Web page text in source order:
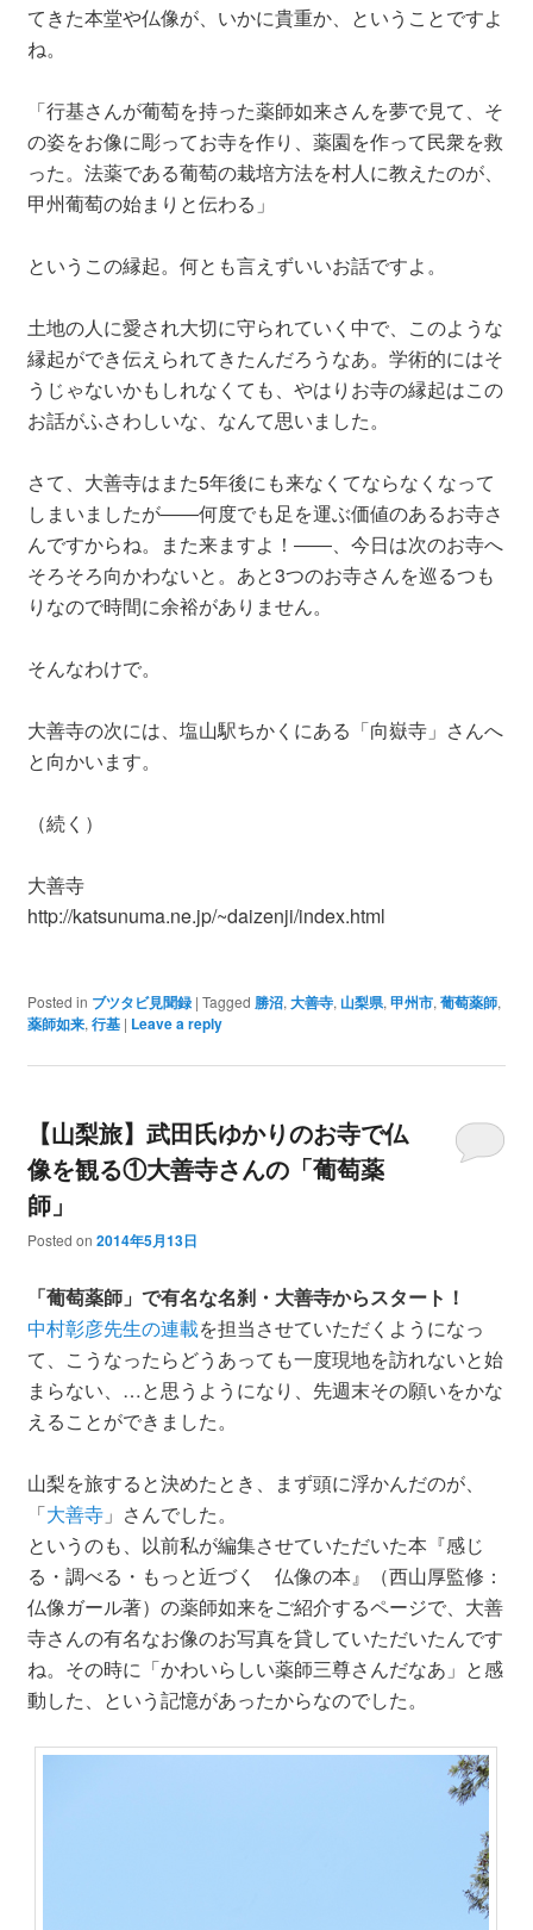
てきた本堂や仏像が、いかに貴重か、ということですよ
ね。
「行基さんが葡萄を持った薬師如来さんを夢で見て、そ
の姿をお像に彫ってお寺を作り、薬園を作って民衆を救
った。法薬である葡萄の栽培方法を村人に教えたのが、
甲州葡萄の始まりと伝わる」
というこの縁起。何とも言えずいいお話ですよ。
土地の人に愛され大切に守られていく中で、このような
縁起ができ伝えられてきたんだろうなあ。学術的にはそ
うじゃないかもしれなくても、やはりお寺の縁起はこの
お話がふさわしいな、なんて思いました。
さて、大善寺はまた5年後にも来なくてならなくなって
しまいましたが――何度でも足を運ぶ価値のあるお寺さ
んですからね。また来ますよ！――、今日は次のお寺へ
そろそろ向かわないと。あと3つのお寺さんを巡るつも
りなので時間に余裕がありません。
そんなわけで。
大善寺の次には、塩山駅ちかくにある「向嶽寺」さんへ
と向かいます。
（続く）
大善寺
http://katsunuma.ne.jp/~daizenji/index.html
Posted in ブツタビ見聞録 | Tagged 勝沼, 大善寺, 山梨県, 甲州市, 葡萄薬師,
薬師如来, 行基 | Leave a reply
【山梨旅】武田氏ゆかりのお寺で仏
像を観る①大善寺さんの「葡萄薬
師」
Posted on 2014年5月13日
「葡萄薬師」で有名な名刹・大善寺からスタート！
中村彰彦先生の連載を担当させていただくようになっ
て、こうなったらどうあっても一度現地を訪れないと始
まらない、…と思うようになり、先週末その願いをかな
えることができました。
山梨を旅すると決めたとき、まず頭に浮かんだのが、
「大善寺」さんでした。
というのも、以前私が編集させていただいた本『感じ
る・調べる・もっと近づく 仏像の本』（西山厚監修：
仏像ガール著）の薬師如来をご紹介するページで、大善
寺さんの有名なお像のお写真を貸していただいたんです
ね。その時に「かわいらしい薬師三尊さんだなあ」と感
動した、という記憶があったからなのでした。